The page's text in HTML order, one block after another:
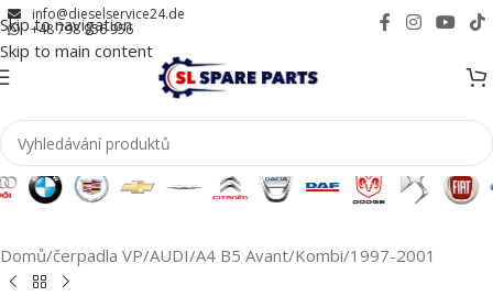
Skip to navigation
Skip to main content
info@dieselservice24.de
+48 798 956 956
Domů/čerpadla VP/AUDI/A4 B5 Avant/Kombi/1997-2001